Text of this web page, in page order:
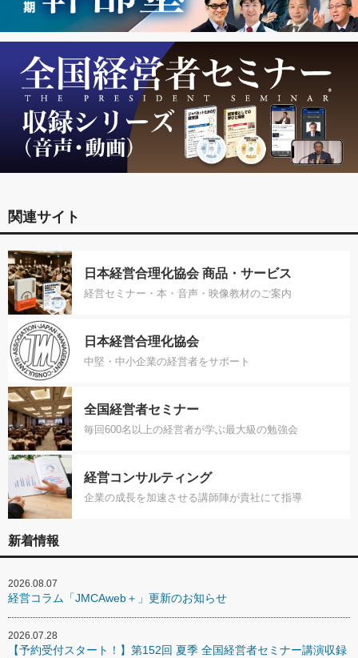
関連サイト
日本経営合理化協会 商品・サービス
経営セミナー・本・音声・映像教材のご案内
日本経営合理化協会
中堅・中小企業の経営者をサポート
全国経営者セミナー
毎回600名以上の経営者が学ぶ最大級の勉強会
経営コンサルティング
企業の成長を加速させる講師陣が貴社にて指導
新着情報
2026.08.07
経営コラム「JMCAweb＋」更新のお知らせ
2026.07.28
【予約受付スタート！】第152回 夏季 全国経営者セミナー講演収録